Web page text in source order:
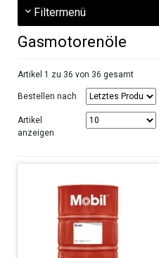
Filtermenü
Gasmotorenöle
Artikel 1 zu 36 von 36 gesamt
Bestellen nach
Artikel
anzeigen